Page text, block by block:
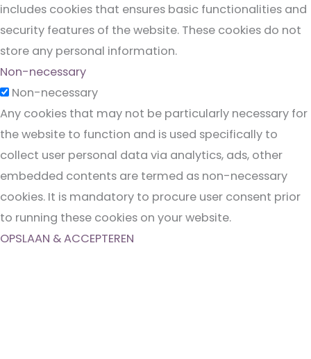
includes cookies that ensures basic functionalities and
security features of the website. These cookies do not
store any personal information.
Non-necessary
Non-necessary
Any cookies that may not be particularly necessary for
the website to function and is used specifically to
collect user personal data via analytics, ads, other
embedded contents are termed as non-necessary
cookies. It is mandatory to procure user consent prior
to running these cookies on your website.
OPSLAAN & ACCEPTEREN